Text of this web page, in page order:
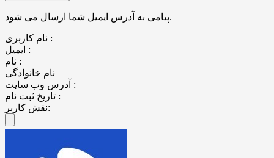
پیامی به آدرس ایمیل شما ارسال می شود.
نام کاربری :
ایمیل :
نام :
نام خانوادگی
آدرس وب سایت :
تاریخ ثبت نام :
نقش کاربر: